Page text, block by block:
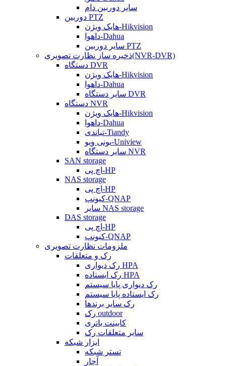
سایر دوربین دام
دوربین PTZ
هایک ویژن-Hikvision
داهوا-Dahua
سایر دوربین PTZ
ذخیره ساز نظارت تصویری(NVR-DVR)
دستگاه DVR
هایک ویژن-Hikvision
داهوا-Dahua
سایر دستگاه DVR
دستگاه NVR
هایک ویژن-Hikvision
داهوا-Dahua
تیاندی-Tiandy
یونی ویو-Uniview
سایر دستگاه NVR
SAN storage
اچ پی-HP
NAS storage
اچ پی-HP
کیونپ-QNAP
سایر NAS storage
DAS storage
اچ پی-HP
کیونپ-QNAP
ملزومات نظارت تصویری
رک و متعلقات
رک دیواری HPA
رک ایستاده HPA
رک دیواری پایا سیستم
رک ایستاده پایا سیستم
رک سایر برندها
رک outdoor
کابینت باتری
سایر متعلقات رک
ابزار شبکه
تستر شبکه
آچار